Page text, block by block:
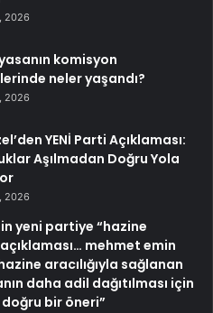
2026
komisyon
neler yaşandı?
2026
YENİ Parti Açıklaması:
Aşılmadan Doğru Yola
2026
yeni partiye “hazine
açıklaması… mehmet emin
aracılığıyla sağlanan
daha adil dağıtılması için
bir öneri”